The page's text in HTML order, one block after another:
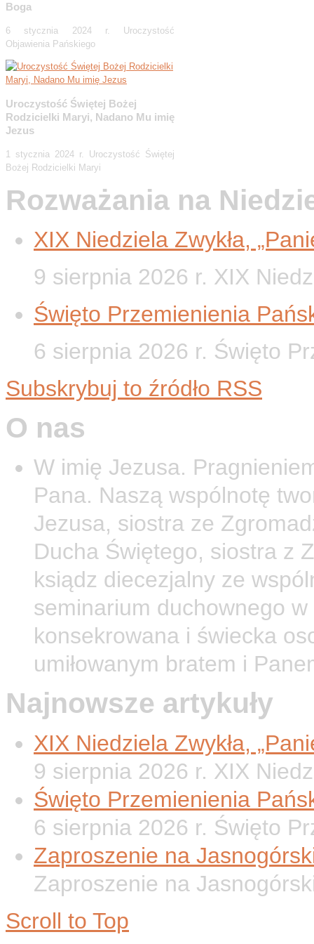
Boga
6 stycznia 2024 r. Uroczystość
Objawienia Pańskiego
Uroczystość Świętej Bożej
Rodzicielki Maryi, Nadano Mu imię
Jezus
1 stycznia 2024 r. Uroczystość Świętej
Bożej Rodzicielki Maryi
Rozważania na
XIX Niedziela Zwykła,
9 sierpnia 2026 r. XIX
Święto Przemienienia
6 sierpnia 2026 r. Święto
Subskrybuj to źródło RSS
O nas
W imię Jezusa.
Pana. Naszą wspólnotę
Jezusa, siostra ze
Ducha Świętego, siostra z
ksiądz diecezjalny ze
seminarium duchownego
konsekrowana i świecka
umiłowanym bratem i
Najnowsze artykuły
XIX Niedziela Zwykła,
9 sierpnia 2026 r. XIX
Święto Przemienienia
6 sierpnia 2026 r. Święto
Zaproszenie na
Zaproszenie na
Scroll to Top